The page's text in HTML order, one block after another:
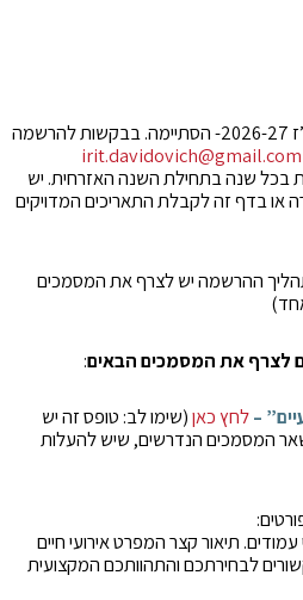
ההרשמה לשנה”ל תשפ”ז 2026-27- הסתיימה. בבקשות להרשמה
irit.davidovich@gmail.com
בכל שנה בתחילת השנה האזרחית. יש
או בדף זה לקבלת התאריכים המדויקים
ההרשמה יש לצרף את המסמכים
לצרף את המסמכים הבאים:
–לחץ כאן(שימו לב: טופס זה יש
המסמכים הנדרשים, שיש להעלות
תיאור קצר המפרט אירועי חיים
לבחירתכם והתהוותכם המקצועית